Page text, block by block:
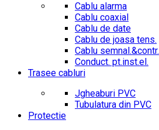
Cablu alarma
Cablu coaxial
Cablu de date
Cablu de joasa tens.
Cablu semnal.&contr.
Conduct. pt.inst.el.
Trasee cabluri
Jgheaburi PVC
Tubulatura din PVC
Protectie